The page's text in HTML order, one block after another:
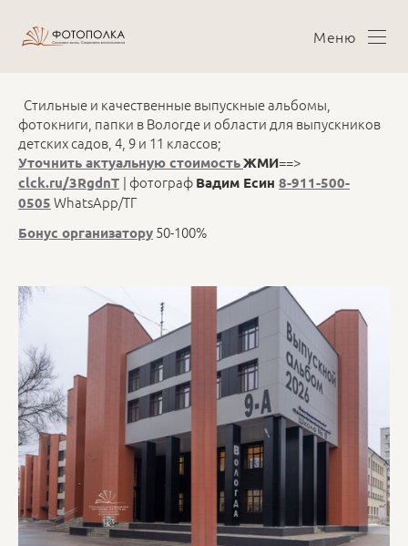
Меню
Стильные и качественные выпускные альбомы,
фотокниги, папки в Вологде и области для выпускников
детских садов, 4, 9 и 11 классов;
Уточнить актуальную стоимостьЖМИ==>
clck.ru/3RgdnT | фотограф Вадим Есин 8-911-500-
0505 WhatsApp/ТГ
Бонус организатору 50-100%